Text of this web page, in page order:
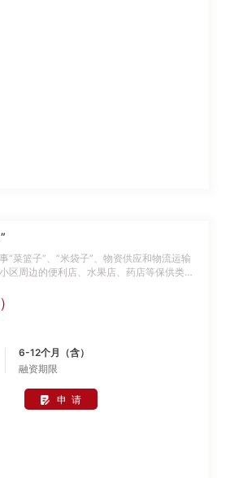
“菜篮子”、“米袋子”、物资供应和物流运输
区周边的便利店、水果店、药店等保供类企
照特事特办、急事急办原则，确保在3日内
条件如下： 1. 经营主体已设立； 2. 个人（股
际控制人）及经营主体征信状况良好； 3.有
。6-12个月（含）
融资期限
申 请